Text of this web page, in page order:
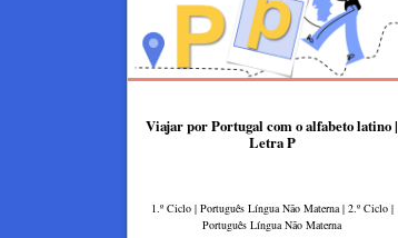
Viajar por Portugal com o alfabeto latino |
Letra P
1.º Ciclo | Português Língua Não Materna | 2.º Ciclo |
Português Língua Não Materna